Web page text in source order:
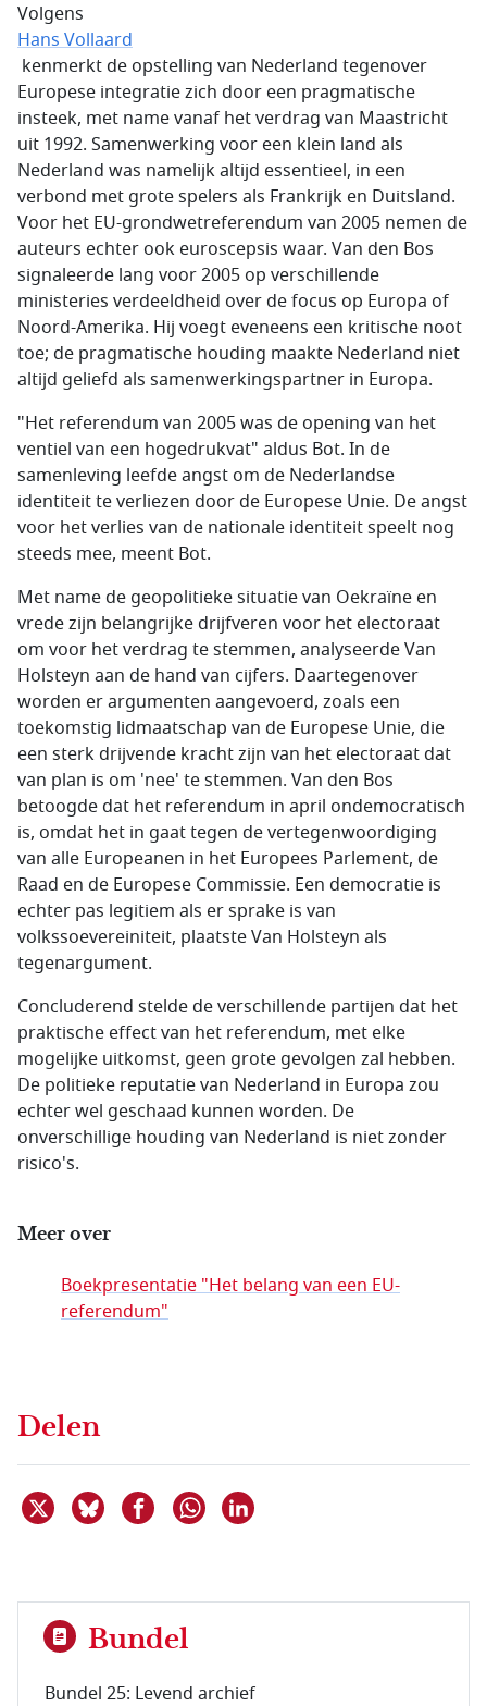
Volgens
Hans Vollaard
kenmerkt de opstelling van Nederland tegenover
Europese integratie zich door een pragmatische
insteek, met name vanaf het verdrag van Maastricht
uit 1992. Samenwerking voor een klein land als
Nederland was namelijk altijd essentieel, in een
verbond met grote spelers als Frankrijk en Duitsland.
Voor het EU-grondwetreferendum van 2005 nemen de
auteurs echter ook euroscepsis waar. Van den Bos
signaleerde lang voor 2005 op verschillende
ministeries verdeeldheid over de focus op Europa of
Noord-Amerika. Hij voegt eveneens een kritische noot
toe; de pragmatische houding maakte Nederland niet
altijd geliefd als samenwerkingspartner in Europa.
"Het referendum van 2005 was de opening van het
ventiel van een hogedrukvat" aldus Bot. In de
samenleving leefde angst om de Nederlandse
identiteit te verliezen door de Europese Unie. De angst
voor het verlies van de nationale identiteit speelt nog
steeds mee, meent Bot.
Met name de geopolitieke situatie van Oekraïne en
vrede zijn belangrijke drijfveren voor het electoraat
om voor het verdrag te stemmen, analyseerde Van
Holsteyn aan de hand van cijfers. Daartegenover
worden er argumenten aangevoerd, zoals een
toekomstig lidmaatschap van de Europese Unie, die
een sterk drijvende kracht zijn van het electoraat dat
van plan is om 'nee' te stemmen. Van den Bos
betoogde dat het referendum in april ondemocratisch
is, omdat het in gaat tegen de vertegenwoordiging
van alle Europeanen in het Europees Parlement, de
Raad en de Europese Commissie. Een democratie is
echter pas legitiem als er sprake is van
volkssoevereiniteit, plaatste Van Holsteyn als
tegenargument.
Concluderend stelde de verschillende partijen dat het
praktische effect van het referendum, met elke
mogelijke uitkomst, geen grote gevolgen zal hebben.
De politieke reputatie van Nederland in Europa zou
echter wel geschaad kunnen worden. De
onverschillige houding van Nederland is niet zonder
risico's.
Meer over
Boekpresentatie "Het belang van een EU-
referendum"
Delen
Deel dit item op X
Deel dit item op Bluesky
Deel dit item op Facebook
Delen via WhatsApp
Bundel
Bundel 25: Levend archief